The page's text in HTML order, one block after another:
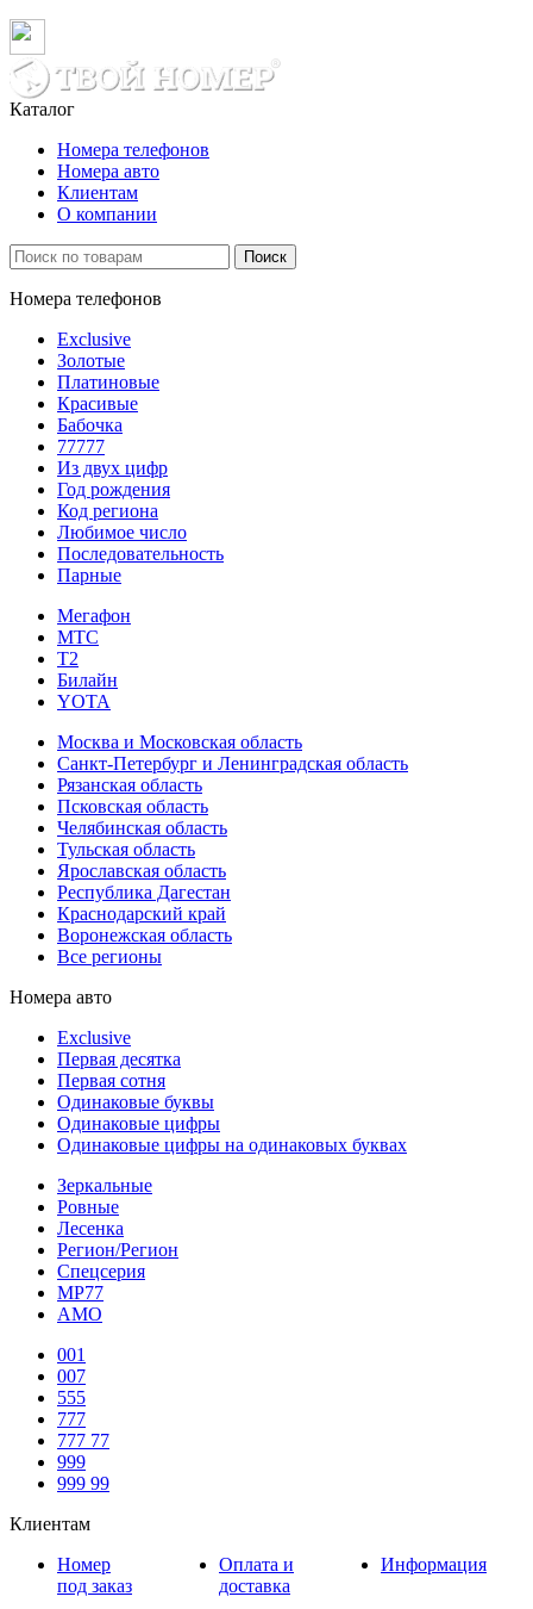
Каталог
Номера телефонов
Номера авто
Клиентам
О компании
Поиск
Номера телефонов
Exclusive
Золотые
Платиновые
Красивые
Бабочка
77777
Из двух цифр
Год рождения
Код региона
Любимое число
Последовательность
Парные
Мегафон
МТС
Т2
Билайн
YOTA
Москва и Московская область
Санкт-Петербург и Ленинградская область
Рязанская область
Псковская область
Челябинская область
Тульская область
Ярославская область
Республика Дагестан
Краснодарский край
Воронежская область
Все регионы
Номера авто
Exclusive
Первая десятка
Первая сотня
Одинаковые буквы
Одинаковые цифры
Одинаковые цифры на одинаковых буквах
Зеркальные
Ровные
Лесенка
Регион/Регион
Спецсерия
МР77
АМО
001
007
555
777
777 77
999
999 99
Клиентам
Номер
под заказ
Оплата и
доставка
Информация